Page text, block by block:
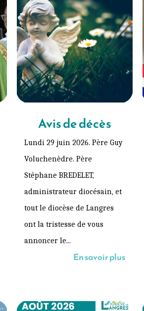
Avis de décès
Lundi 29 juin 2026. Père Guy
Voluchenèdre. Père
Stéphane BREDELET,
administrateur diocésain, et
tout le diocèse de Langres
ont la tristesse de vous
annoncer le...
En savoir plus